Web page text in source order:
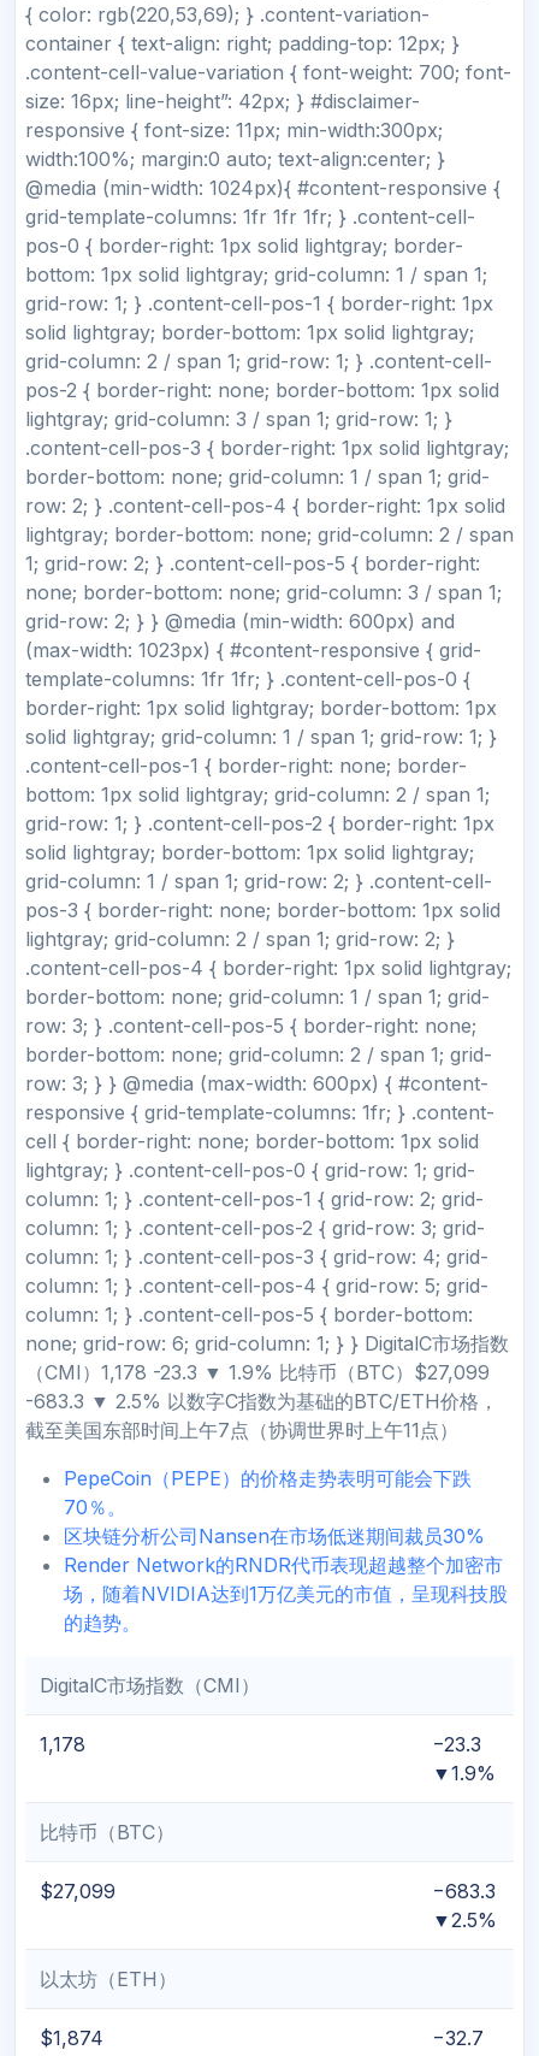
{ color: rgb(220,53,69); } .content-variation-
container { text-align: right; padding-top: 12px; }
.content-cell-value-variation { font-weight: 700; font-
size: 16px; line-height”: 42px; } #disclaimer-
responsive { font-size: 11px; min-width:300px;
width:100%; margin:0 auto; text-align:center; }
@media (min-width: 1024px){ #content-responsive {
grid-template-columns: 1fr 1fr 1fr; } .content-cell-
pos-0 { border-right: 1px solid lightgray; border-
bottom: 1px solid lightgray; grid-column: 1 / span 1;
grid-row: 1; } .content-cell-pos-1 { border-right: 1px
solid lightgray; border-bottom: 1px solid lightgray;
grid-column: 2 / span 1; grid-row: 1; } .content-cell-
pos-2 { border-right: none; border-bottom: 1px solid
lightgray; grid-column: 3 / span 1; grid-row: 1; }
.content-cell-pos-3 { border-right: 1px solid lightgray;
border-bottom: none; grid-column: 1 / span 1; grid-
row: 2; } .content-cell-pos-4 { border-right: 1px solid
lightgray; border-bottom: none; grid-column: 2 / span
1; grid-row: 2; } .content-cell-pos-5 { border-right:
none; border-bottom: none; grid-column: 3 / span 1;
grid-row: 2; } } @media (min-width: 600px) and
(max-width: 1023px) { #content-responsive { grid-
template-columns: 1fr 1fr; } .content-cell-pos-0 {
border-right: 1px solid lightgray; border-bottom: 1px
solid lightgray; grid-column: 1 / span 1; grid-row: 1; }
.content-cell-pos-1 { border-right: none; border-
bottom: 1px solid lightgray; grid-column: 2 / span 1;
grid-row: 1; } .content-cell-pos-2 { border-right: 1px
solid lightgray; border-bottom: 1px solid lightgray;
grid-column: 1 / span 1; grid-row: 2; } .content-cell-
pos-3 { border-right: none; border-bottom: 1px solid
lightgray; grid-column: 2 / span 1; grid-row: 2; }
.content-cell-pos-4 { border-right: 1px solid lightgray;
border-bottom: none; grid-column: 1 / span 1; grid-
row: 3; } .content-cell-pos-5 { border-right: none;
border-bottom: none; grid-column: 2 / span 1; grid-
row: 3; } } @media (max-width: 600px) { #content-
responsive { grid-template-columns: 1fr; } .content-
cell { border-right: none; border-bottom: 1px solid
lightgray; } .content-cell-pos-0 { grid-row: 1; grid-
column: 1; } .content-cell-pos-1 { grid-row: 2; grid-
column: 1; } .content-cell-pos-2 { grid-row: 3; grid-
column: 1; } .content-cell-pos-3 { grid-row: 4; grid-
column: 1; } .content-cell-pos-4 { grid-row: 5; grid-
column: 1; } .content-cell-pos-5 { border-bottom:
none; grid-row: 6; grid-column: 1; } } DigitalC市场指数
（CMI）1,178 -23.3 ▼ 1.9% 比特币（BTC）$27,099
-683.3 ▼ 2.5% 以数字C指数为基础的BTC/ETH价格，
截至美国东部时间上午7点（协调世界时上午11点）
PepeCoin（PEPE）的价格走势表明可能会下跌
70％。
区块链分析公司Nansen在市场低迷期间裁员30%
Render Network的RNDR代币表现超越整个加密市
场，随着NVIDIA达到1万亿美元的市值，呈现科技股
的趋势。
DigitalC市场指数（CMI）
1,178
−23.3
▼1.9%
比特币（BTC）
$27,099
−683.3
▼2.5%
以太坊（ETH）
$1,874
−32.7